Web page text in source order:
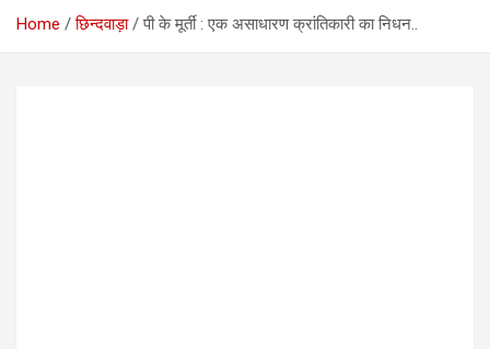
Home छिन्दवाड़ा पी के मूर्ती : एक असाधारण क्रांतिकारी का निधन..